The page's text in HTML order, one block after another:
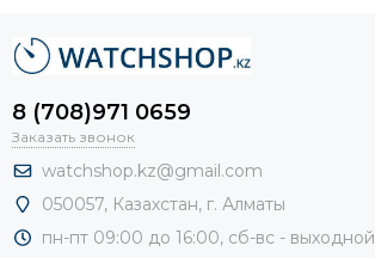
8 (708)971 0659
Заказать звонок
watchshop.kz@gmail.com
050057, Казахстан, г. Алматы
пн-пт 09:00 до 16:00, сб-вс - выходной